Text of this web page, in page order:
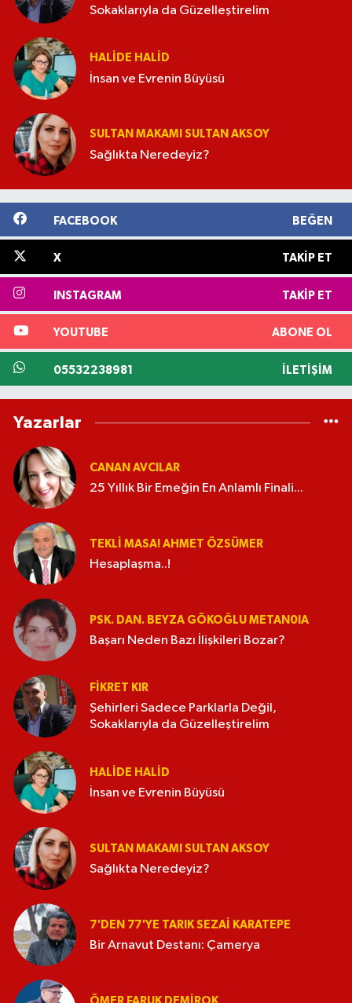
Sokaklarıyla da Güzelleştirelim
HALIDE HALID
İnsan ve Evrenin Büyüsü
SULTAN MAKAMI SULTAN AKSOY
Sağlıkta Neredeyiz?
FACEBOOK BEĞEN
X TAKIP ET
INSTAGRAM TAKIP ET
YOUTUBE ABONE OL
05532238981 İLETIŞIM
Yazarlar
CANAN AVCILAR
25 Yıllık Bir Emeğin En Anlamlı Finali...
TEKLI MASA! AHMET ÖZSÜMER
Hesaplaşma..!
PSK. DAN. BEYZA GÖKOĞLU METAN0IA
Başarı Neden Bazı İlişkileri Bozar?
FIKRET KIR
Şehirleri Sadece Parklarla Değil,
Sokaklarıyla da Güzelleştirelim
HALIDE HALID
İnsan ve Evrenin Büyüsü
SULTAN MAKAMI SULTAN AKSOY
Sağlıkta Neredeyiz?
7'DEN 77'YE TARIK SEZAI KARATEPE
Bir Arnavut Destanı: Çamerya
ÖMER FARUK DEMIROK